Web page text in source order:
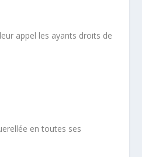
appel les ayants droits de
en toutes ses